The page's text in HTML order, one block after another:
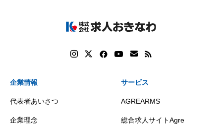
企業情報
代表者あいさつ
企業理念
サービス
AGREARMS
総合求人サイトAgre